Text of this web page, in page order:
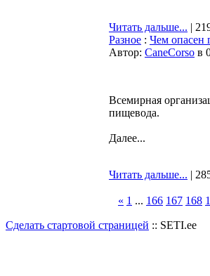
Читать дальше... |
Разное : Чем опасен
Автор: CaneCorso в
Всемирная
пищевода.
Далее...
Читать дальше... |
« 1 ... 166 167 168
Сделать стартовой страницей :: SETI.ee